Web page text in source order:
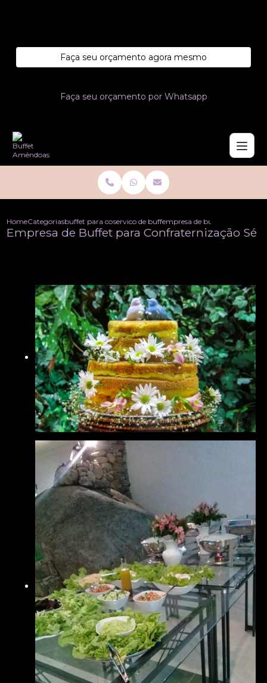
Faça seu orçamento agora mesmo
Faça seu orçamento por Whatsapp
HomeCategoriasbuffet para confraternizacoes
servico de buffet para confraternizacao
empresa de buffet para
Empresa de Buffet para Confraternização Sé